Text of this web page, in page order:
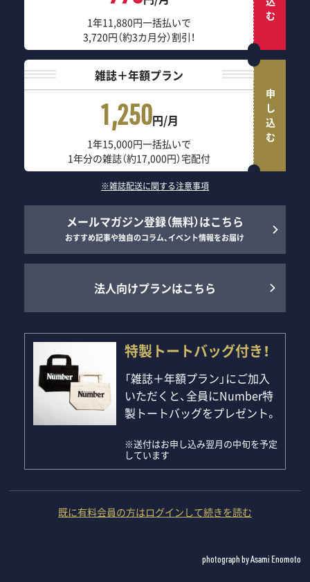
1年11,880円一括払いで
3,720円（約3カ月分）割引！
雑誌＋年額プラン
1,250円/月
1年15,000円一括払いで
1年分の雑誌（約17,000円）宅配付
申し込む
※雑誌配送に関する注意事項
メールマガジン登録（無料）はこちら
おすすめ記事や独自のコラム、イベント情報をお届け
法人向けプランはこちら
特製トートバッグ付き！
「雑誌＋年額プラン」にご加入
いただくと、全員にNumber特
製トートバッグをプレゼント。
※送付はお申し込み翌月の中旬を予定
しています
既に有料会員の方はログインして続きを読む
photograph by Asami Enomoto